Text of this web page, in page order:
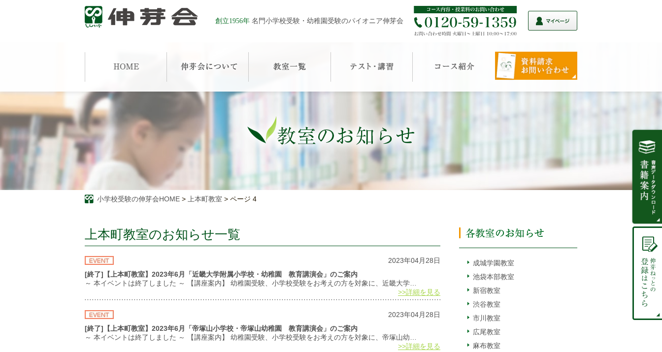
創立1956年 名門小学校受験・幼稚園受験のパイオニア伸芽会
小学校受験の伸芽会HOME > 上本町教室 > ページ 4
上本町教室のお知らせ一覧
2023年04月28日
[終了]【上本町教室】2023年6月「近畿大学附属小学校・幼稚園 教育講演会」のご案内
～ 本イベントは終了しました ～ 【講座案内】 幼稚園受験、小学校受験をお考えの方を対象に、近畿大学…
>>詳細を見る
2023年04月28日
[終了]【上本町教室】2023年6月「帝塚山小学校・帝塚山幼稚園 教育講演会」のご案内
～ 本イベントは終了しました ～ 【講座案内】 幼稚園受験、小学校受験をお考えの方を対象に、帝塚山幼…
>>詳細を見る
成城学園教室
池袋本部教室
新宿教室
渋谷教室
市川教室
広尾教室
麻布教室